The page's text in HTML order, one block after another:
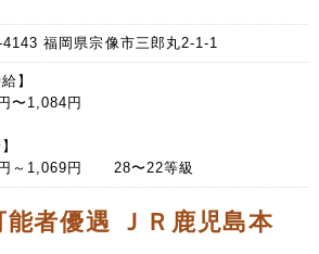
福岡県宗像市三郎丸2-1-1
】
〜1,084円
～1,069円 28〜22等級
能者優遇 ＪＲ鹿児島本